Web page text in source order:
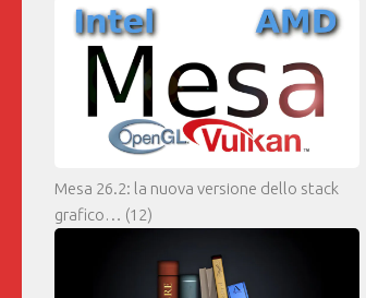
Mesa 26.2: la nuova versione dello stack
grafico… (12)